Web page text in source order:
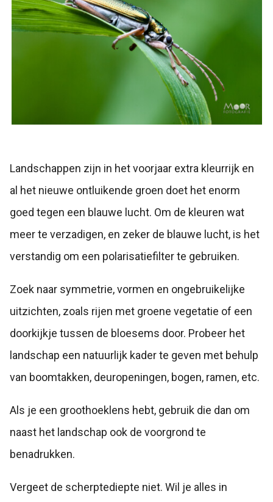
Landschappen zijn in het voorjaar extra kleurrijk en
al het nieuwe ontluikende groen doet het enorm
goed tegen een blauwe lucht. Om de kleuren wat
meer te verzadigen, en zeker de blauwe lucht, is het
verstandig om een polarisatiefilter te gebruiken.
Zoek naar symmetrie, vormen en ongebruikelijke
uitzichten, zoals rijen met groene vegetatie of een
doorkijkje tussen de bloesems door. Probeer het
landschap een natuurlijk kader te geven met behulp
van boomtakken, deuropeningen, bogen, ramen, etc.
Als je een groothoeklens hebt, gebruik die dan om
naast het landschap ook de voorgrond te
benadrukken.
Vergeet de scherptediepte niet. Wil je alles in